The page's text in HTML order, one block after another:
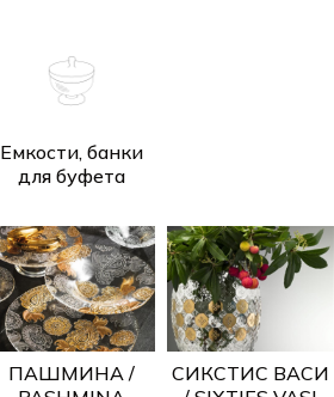
Емкости, банки
для буфета
ПАШМИНА /
СИКCТИС ВАСИ